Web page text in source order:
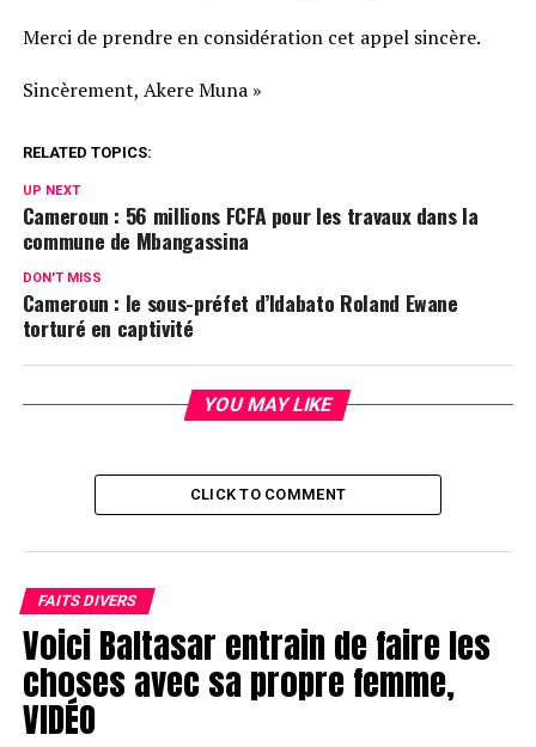
Merci de prendre en considération cet appel sincère.
Sincèrement, Akere Muna »
RELATED TOPICS:
UP NEXT
Cameroun : 56 millions FCFA pour les travaux dans la
commune de Mbangassina
DON'T MISS
Cameroun : le sous-préfet d’Idabato Roland Ewane
torturé en captivité
YOU MAY LIKE
CLICK TO COMMENT
FAITS DIVERS
Voici Baltasar entrain de faire les
choses avec sa propre femme,
VIDÉO